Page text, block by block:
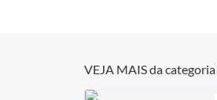
VEJA MAIS da categoria